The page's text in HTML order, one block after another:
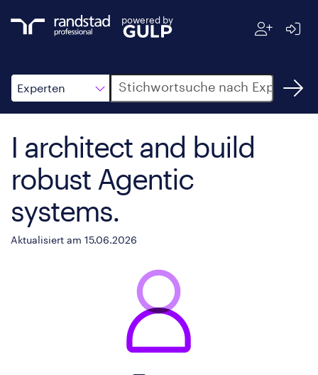
powered by
Experten
Suche
I architect and build
robust Agentic
systems.
Aktualisiert am 15.06.2026